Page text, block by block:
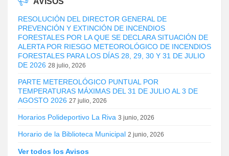
RESOLUCIÓN DEL DIRECTOR GENERAL DE
PREVENCIÓN Y EXTINCIÓN DE INCENDIOS
FORESTALES POR LA QUE SE DECLARA SITUACIÓN DE
ALERTA POR RIESGO METEOROLÓGICO DE INCENDIOS
FORESTALES PARA LOS DÍAS 28, 29, 30 Y 31 DE JULIO
DE 2026 28 julio, 2026
PARTE METEREOLÓGICO PUNTUAL POR
TEMPERATURAS MÁXIMAS DEL 31 DE JULIO AL 3 DE
AGOSTO 2026 27 julio, 2026
Horarios Polideportivo La Riva 3 junio, 2026
Horario de la Biblioteca Municipal 2 junio, 2026
Ver todos los Avisos